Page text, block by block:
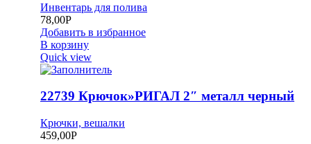
Инвентарь для полива
78,00Р
Добавить в избранное
В корзину
Quick view
22739 Крючок»РИГАЛ 2″ металл черный
Крючки, вешалки
459,00Р